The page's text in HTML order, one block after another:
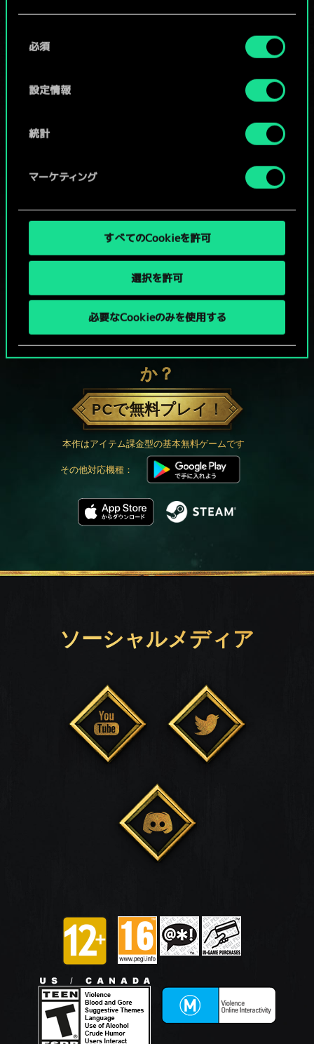
詳細は、下記の「設定」メニューでご確認ください。
必須
設定情報
統計
マーケティング
すべてのCookieを許可
選択を許可
必要なCookieのみを使用する
グウェントでひと勝負といかない
か？
PCで無料プレイ！
本作はアイテム課金型の基本無料ゲームです
その他対応機種：
ソーシャルメディア